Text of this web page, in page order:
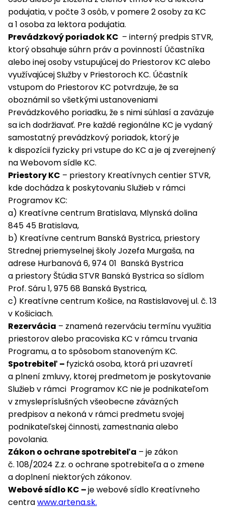
podujatia, v počte 3 osôb, v pomere 2 osoby za KC
a 1 osoba za lektora podujatia.
Prevádzkový poriadok KC – interný predpis STVR,
ktorý obsahuje súhrn práv a povinností Účastníka
alebo inej osoby vstupujúcej do Priestorov KC alebo
využívajúcej Služby v Priestoroch KC. Účastník
vstupom do Priestorov KC potvrdzuje, že sa
oboznámil so všetkými ustanoveniami
Prevádzkového poriadku, že s nimi súhlasí a zaväzuje
sa ich dodržiavať. Pre každé regionálne KC je vydaný
samostatný prevádzkový poriadok, ktorý je
k dispozícii fyzicky pri vstupe do KC a je aj zverejnený
na Webovom sídle KC.
Priestory KC – priestory Kreatívnych centier STVR,
kde dochádza k poskytovaniu Služieb v rámci
Programov KC:
a) Kreatívne centrum Bratislava, Mlynská dolina
845 45 Bratislava,
b) Kreatívne centrum Banská Bystrica, priestory
Strednej priemyselnej školy Jozefa Murgaša, na
adrese Hurbanová 6, 974 01 Banská Bystrica
a priestory Štúdia STVR Banská Bystrica so sídlom
Prof. Sáru 1, 975 68 Banská Bystrica,
c) Kreatívne centrum Košice, na Rastislavovej ul. č. 13
v Košiciach.
Rezervácia – znamená rezerváciu termínu využitia
priestorov alebo pracoviska KC v rámcu trvania
Programu, a to spôsobom stanoveným KC.
Spotrebiteľ – fyzická osoba, ktorá pri uzavretí
a plnení zmluvy, ktorej predmetom je poskytovanie
Služieb v rámci Programov KC nie je podnikateľom
v zmyslepríslušných všeobecne záväzných
predpisov a nekoná v rámci predmetu svojej
podnikateľskej činnosti, zamestnania alebo
povolania.
Zákon o ochrane spotrebiteľa – je zákon
č. 108/2024 Z.z. o ochrane spotrebiteľa a o zmene
a doplnení niektorých zákonov.
Webové sídlo KC –je webové sídlo Kreatívneho
centrawww.artena.sk.